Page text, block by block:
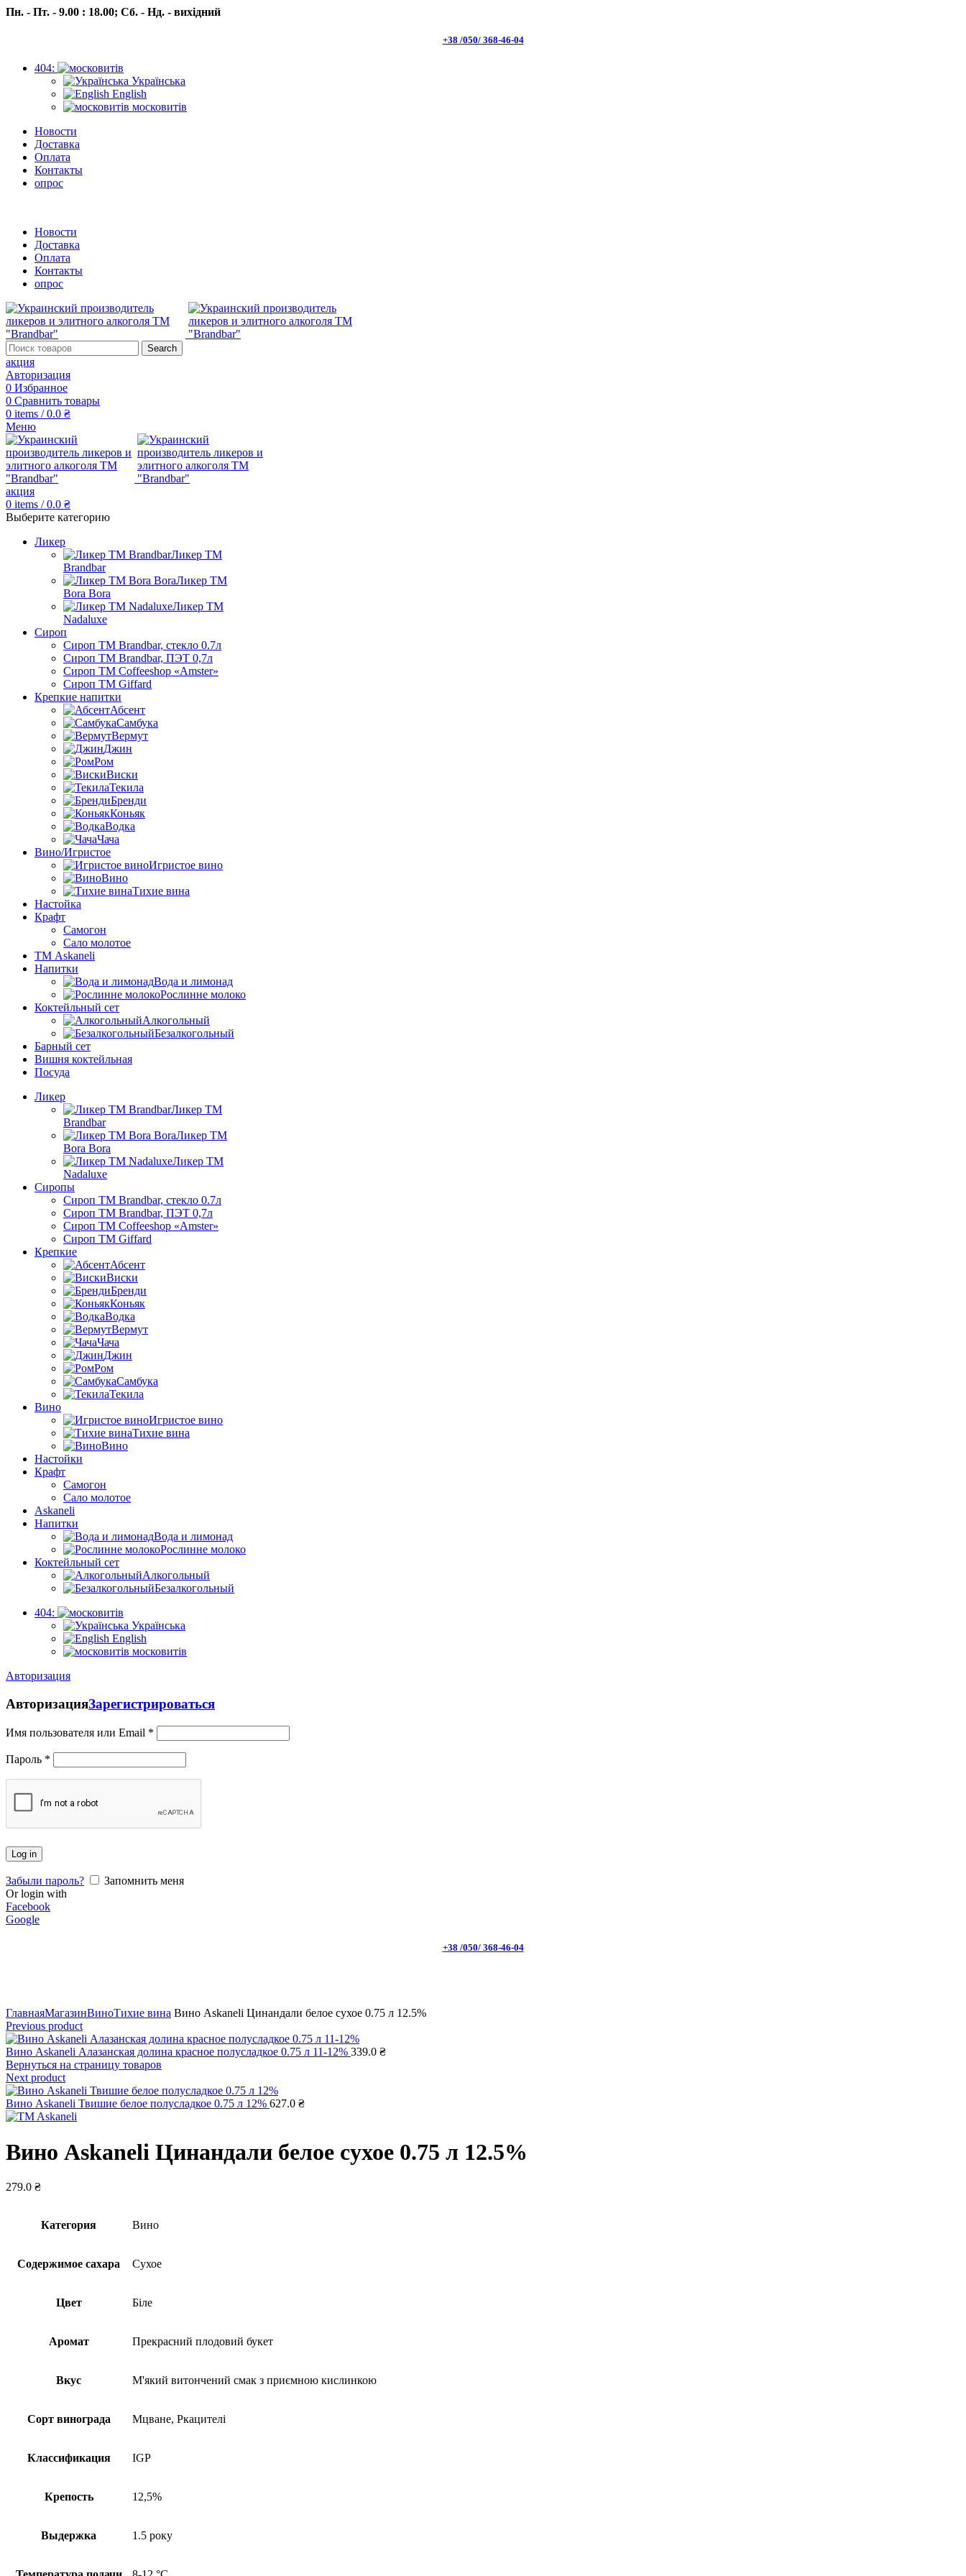
Пн. - Пт. - 9.00 : 18.00; Сб. - Нд. - вихідний
+38 /050/ 368-46-04
404:
Українська
English
московитів
Новости
Доставка
Оплата
Контакты
опрос
Новости
Доставка
Оплата
Контакты
опрос
Search
акция
Авторизация
0 Избранное
0 Сравнить товары
0 items / 0.0 ₴
Меню
акция
0 items / 0.0 ₴
Выберите категорию
Ликер
Ликер ТМ
Brandbar
Ликер ТМ
Bora Bora
Ликер ТМ
Nadaluxe
Сироп
Сироп TM Brandbar, стекло 0.7л
Сироп TM Brandbar, ПЭТ 0,7л
Сироп TM Coffeeshop «Amster»
Сироп TM Giffard
Крепкие напитки
Абсент
Самбука
Вермут
Джин
Ром
Виски
Текила
Бренди
Коньяк
Водка
Чача
Вино/Игристое
Игристое вино
Вино
Тихие вина
Настойка
Крафт
Самогон
Сало молотое
ТМ Askaneli
Напитки
Вода и лимонад
Рослинне молоко
Коктейльный сет
Алкогольный
Безалкогольный
Барный сет
Вишня коктейльная
Посуда
Ликер
Ликер ТМ
Brandbar
Ликер ТМ
Bora Bora
Ликер ТМ
Nadaluxe
Сиропы
Сироп TM Brandbar, стекло 0.7л
Сироп TM Brandbar, ПЭТ 0,7л
Сироп TM Coffeeshop «Amster»
Сироп TM Giffard
Крепкие
Абсент
Виски
Бренди
Коньяк
Водка
Вермут
Чача
Джин
Ром
Самбука
Текила
Вино
Игристое вино
Тихие вина
Вино
Настойки
Крафт
Самогон
Сало молотое
Askaneli
Напитки
Вода и лимонад
Рослинне молоко
Коктейльный сет
Алкогольный
Безалкогольный
404:
Українська
English
московитів
Авторизация
АвторизацияЗарегистрироваться
Имя пользователя или Email *
Пароль *
Log in
Забыли пароль?
Запомнить меня
Or login with
Facebook
Google
+38 /050/ 368-46-04
ГлавнаяМагазинВиноТихие вина Вино Askaneli Цинандали белое сухое 0.75 л 12.5%
Previous product
Вино Askaneli Алазанская долина красное полусладкое 0.75 л 11-12% 339.0 ₴
Вернуться на страницу товаров
Next product
Вино Askaneli Твишие белое полусладкое 0.75 л 12% 627.0 ₴
Вино Askaneli Цинандали белое сухое 0.75 л 12.5%
279.0 ₴
Категория Вино
Содержимое сахара Сухое
Цвет Біле
Аромат Прекрасний плодовий букет
Вкус М'який витончений смак з приємною кислинкою
Сорт винограда Мцване, Ркацителі
Классификация IGP
Крепость 12,5%
Выдержка 1.5 року